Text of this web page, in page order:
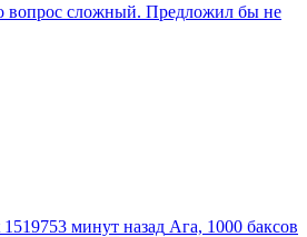
вопрос сложный. Предложил бы не
1519753 минут назад Ага, 1000 баксов